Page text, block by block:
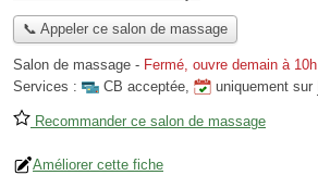
📞 Appeler ce salon de massage
Salon de massage - Fermé, ouvre demain à 10h
Services :
CB acceptée, uniquement sur
Recommander ce salon de massage
Améliorer cette fiche